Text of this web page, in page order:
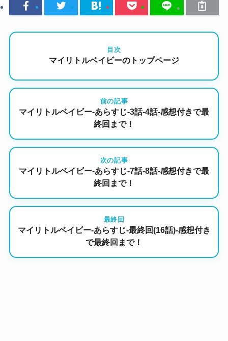
目次
マイリトルベイビーのトップページ
前の記事
マイリトルベイビー-あらすじ-3話-4話-感想付きで最
終回まで！
次の記事
マイリトルベイビー-あらすじ-7話-8話-感想付きで最
終回まで！
最終回
マイリトルベイビー-あらすじ-最終回(16話)-感想付き
で最終回まで！